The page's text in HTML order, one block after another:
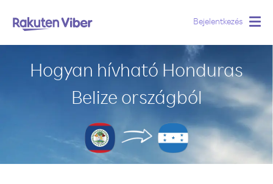
Bejelentkezés
Hogyan hívható Honduras
Belize országból